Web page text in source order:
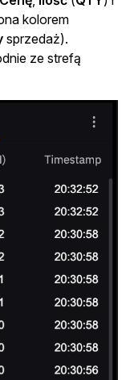
kolorem
sprzedaż).
ze strefą